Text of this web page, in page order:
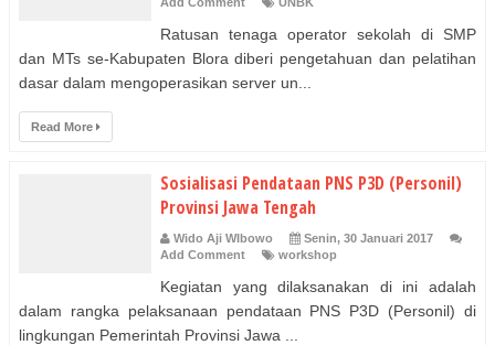
Ratusan tenaga operator sekolah di SMP
dan MTs se-Kabupaten Blora diberi pengetahuan dan pelatihan
dasar dalam mengoperasikan server un...
Read More
Sosialisasi Pendataan PNS P3D (Personil)
Provinsi Jawa Tengah
Wido Aji WIbowo
Senin, 30 Januari 2017
Add Comment
workshop
Kegiatan yang dilaksanakan di ini adalah
dalam rangka pelaksanaan pendataan PNS P3D (Personil) di
lingkungan Pemerintah Provinsi Jawa ...